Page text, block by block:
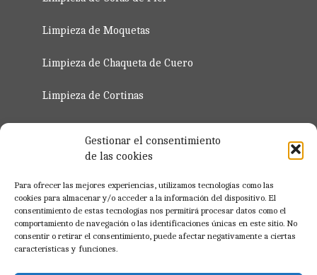
Gestionar el consentimiento
de las cookies
Para ofrecer las mejores experiencias, utilizamos tecnologías como las
cookies para almacenar y/o acceder a la información del dispositivo. El
consentimiento de estas tecnologías nos permitirá procesar datos como el
comportamiento de navegación o las identificaciones únicas en este sitio. No
consentir o retirar el consentimiento, puede afectar negativamente a ciertas
características y funciones.
Limpieza de Moquetas
Limpieza de Chaqueta de Cuero
Limpieza de Cortinas
Registrate Ahora